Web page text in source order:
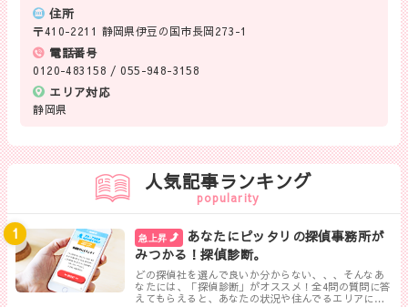
住所
〒410-2211 静岡県伊豆の国市長岡273-1
電話番号
0120-483158 / 055-948-3158
エリア対応
静岡県
人気記事ランキング
popularity
急上昇
あなたにピッタリの探偵事務所が
みつかる！探偵診断。
どの探偵社を選んで良いか分からない、、、そんなあ
なたには、「探偵診断」がオススメ！全4問の質問に答
えてもらえると、あなたの状況や住んでるエリアに対